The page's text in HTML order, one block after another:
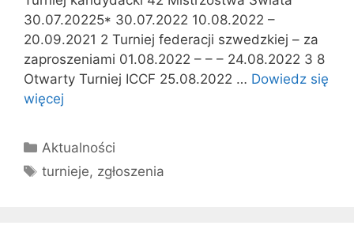
30.07.20225* 30.07.2022 10.08.2022 –
20.09.2021 2 Turniej federacji szwedzkiej – za
zaproszeniami 01.08.2022 – – – 24.08.2022 3 8
Otwarty Turniej ICCF 25.08.2022 … Dowiedz się
więcej
Kategorie
Aktualności
Tagi
turnieje, zgłoszenia